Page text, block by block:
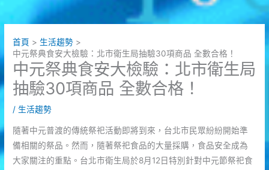
首頁
生活趨勢
中元祭典食安大檢驗：北市衛生局抽驗30項商品 全數合格！
中元祭典食安大檢驗：北市衛生局
抽驗30項商品 全數合格！
/ 生活趨勢
隨著中元普渡的傳統祭祀活動即將到來，台北市民眾紛紛開始準
備相關的祭品。然而，隨著祭祀食品的大量採購，食品安全成為
大家關注的重點。台北市衛生局於8月12日特別針對中元節祭祀食